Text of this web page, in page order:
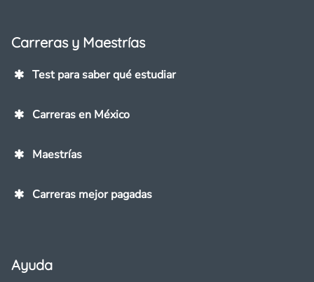
Carreras y Maestrías
Test para saber qué estudiar
Carreras en México
Maestrías
Carreras mejor pagadas
Ayuda